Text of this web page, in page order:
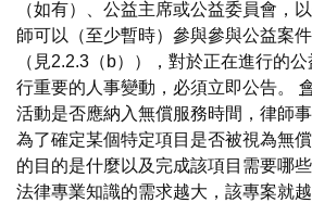
（如有）、公益主席或公益委員會，
師可以（至少暫時）參與參與公益案
（見2.2.3（b）），對於正在進行的
行重要的人事變動，必須立即公告。
活動是否應納入無償服務時間，律師
為了確定某個特定項目是否被視為無
的目的是什麼以及完成該項目需要哪
法律專業知識的需求越大，該專案就